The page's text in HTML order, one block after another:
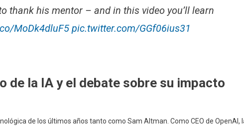
thank his mentor – and in this video you’ll learn
MoDk4dluF5 pic.twitter.com/GGf06ius31
de la IA y el debate sobre su impacto
de los últimos años tanto como Sam Altman. Como CEO de OpenAI,